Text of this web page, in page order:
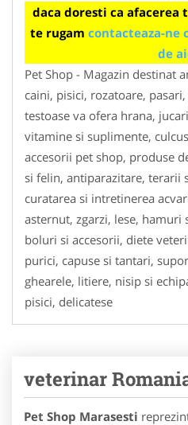
daca doresti ca afacerea
te rugam contacteaza-ne
de
Pet Shop - Magazin destinat
caini, pisici, rozatoare,
testoase va ofera hrana,
vitamine si suplimente,
accesorii pet shop, produse
si felin, antiparazitare, terarii
curatarea si intretinerea
asternut, zgarzi, lese, hamuri
boluri si accesorii, diete
purici, capuse si tantari,
ghearele, litiere, nisip si
pisici, delicatese
veterinar
Pet Shop Marasesti